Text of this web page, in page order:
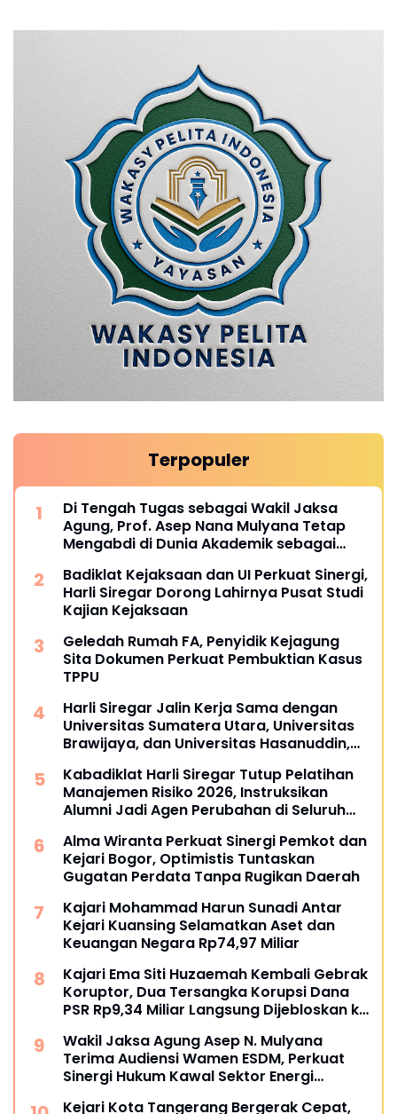
Terpopuler
Di Tengah Tugas sebagai Wakil Jaksa
Agung, Prof. Asep Nana Mulyana Tetap
Mengabdi di Dunia Akademik sebagai
Badiklat Kejaksaan dan UI Perkuat Sinergi,
Harli Siregar Dorong Lahirnya Pusat Studi
Kajian Kejaksaan
Geledah Rumah FA, Penyidik Kejagung
Sita Dokumen Perkuat Pembuktian Kasus
TPPU
Harli Siregar Jalin Kerja Sama dengan
Universitas Sumatera Utara, Universitas
Brawijaya, dan Universitas Hasanuddin,
Tempuh Pendidikan Doktor (S3) Hukum
Kabadiklat Harli Siregar Tutup Pelatihan
Manajemen Risiko 2026, Instruksikan
Alumni Jadi Agen Perubahan di Seluruh
Alma Wiranta Perkuat Sinergi Pemkot dan
Kejari Bogor, Optimistis Tuntaskan
Gugatan Perdata Tanpa Rugikan Daerah
Kajari Mohammad Harun Sunadi Antar
Kejari Kuansing Selamatkan Aset dan
Keuangan Negara Rp74,97 Miliar
Kajari Ema Siti Huzaemah Kembali Gebrak
Koruptor, Dua Tersangka Korupsi Dana
PSR Rp9,34 Miliar Langsung Dijebloskan ke
Wakil Jaksa Agung Asep N. Mulyana
Terima Audiensi Wamen ESDM, Perkuat
Sinergi Hukum Kawal Sektor Energi
Kejari Kota Tangerang Bergerak Cepat,